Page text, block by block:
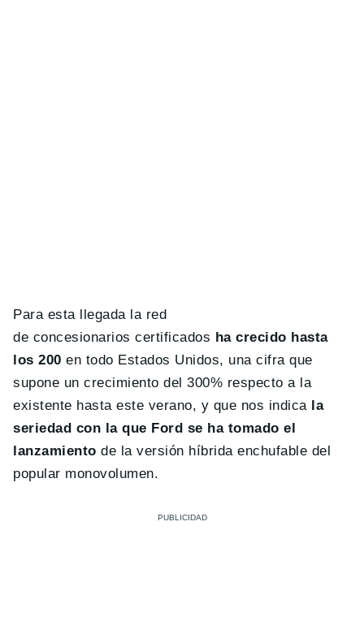
Para esta llegada la red
de concesionarios certificados ha crecido hasta
los 200en todo Estados Unidos, una cifra que
supone un crecimiento del 300% respecto a la
existente hasta este verano, y que nos indica la
seriedad con la que Ford se ha tomado el
lanzamiento de la versión híbrida enchufable del
popular monovolumen.